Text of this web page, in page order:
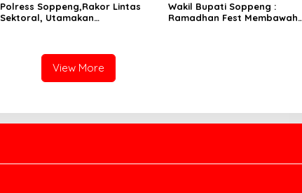
Polress Soppeng,Rakor Lintas
Sektoral, Utamakan
Wakil Bupati Soppeng :
Ramadhan Fest Membawah
View More